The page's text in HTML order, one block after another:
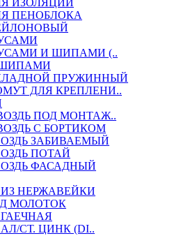
ИЗОЛЯЦИИ
ПЕНОБЛОКА
И ШИПАМИ (..
ПРУЖИННЫЙ
ДЛЯ КРЕПЛЕНИ..
ПОД МОНТАЖ..
С БОРТИКОМ
ЗАБИВАЕМЫЙ
ПОТАЙ
ФАСАДНЫЙ
НЕРЖАВЕЙКИ
МОЛОТОК
СТ. ЦИНК (DI..